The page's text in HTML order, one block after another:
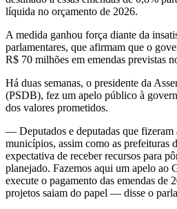
líquida no orçamento de 2026.
A medida ganhou força diante da
parlamentares, que afirmam que o
R$ 70 milhões em emendas previstas
Há duas semanas, o presidente da
(PSDB), fez um apelo público à
dos valores prometidos.
— Deputados e deputadas que fizeram
municípios, assim como as prefeituras
expectativa de receber recursos para
planejado. Fazemos aqui um apelo ao
execute o pagamento das emendas de
projetos saiam do papel — disse o